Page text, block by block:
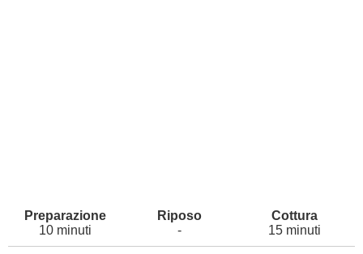
10 minuti - 15 minuti